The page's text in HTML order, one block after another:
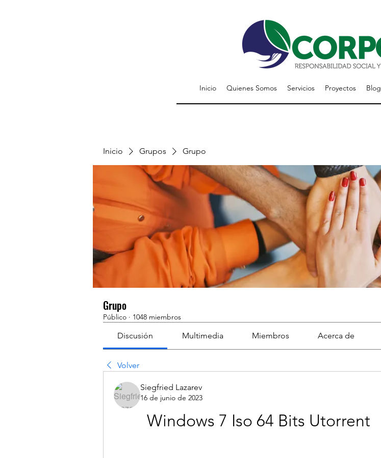
Inicio Quienes Somos Servicios Proyectos Blog
Inicio Grupos Grupo
Grupo
Público · 1048 miembros
Discusión Multimedia Miembros Acerca de
Volver
Siegfried Lazarev
16 de junio de 2023
Windows 7 Iso 64 Bits Utorrent